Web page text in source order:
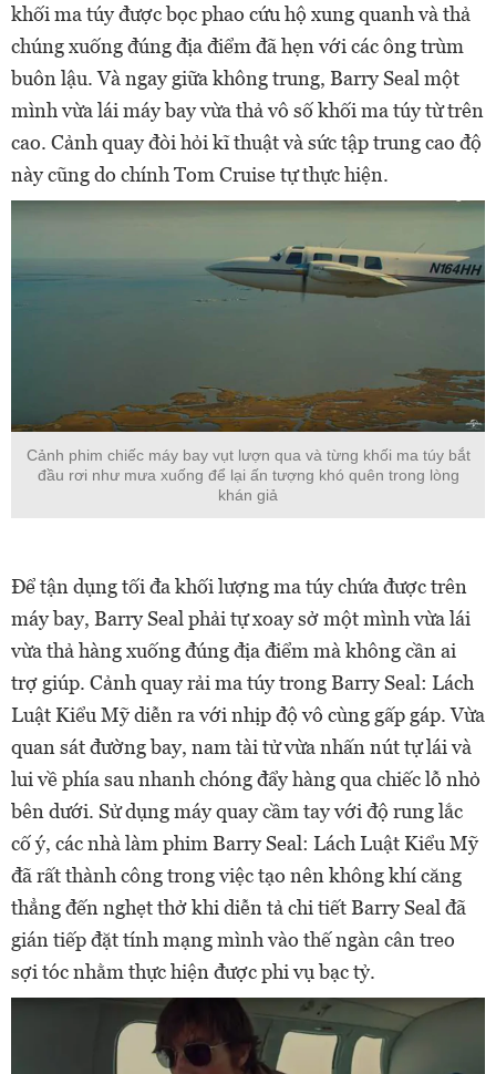
khối ma túy được bọc phao cứu hộ xung quanh và thả
chúng xuống đúng địa điểm đã hẹn với các ông trùm
buôn lậu. Và ngay giữa không trung, Barry Seal một
mình vừa lái máy bay vừa thả vô số khối ma túy từ trên
cao. Cảnh quay đòi hỏi kĩ thuật và sức tập trung cao độ
này cũng do chính Tom Cruise tự thực hiện.
Cảnh phim chiếc máy bay vụt lượn qua và từng khối ma túy bắt
đầu rơi như mưa xuống để lại ấn tượng khó quên trong lòng
khán giả
Để tận dụng tối đa khối lượng ma túy chứa được trên
máy bay, Barry Seal phải tự xoay sở một mình vừa lái
vừa thả hàng xuống đúng địa điểm mà không cần ai
trợ giúp. Cảnh quay rải ma túy trong Barry Seal: Lách
Luật Kiểu Mỹ diễn ra với nhịp độ vô cùng gấp gáp. Vừa
quan sát đường bay, nam tài tử vừa nhấn nút tự lái và
lui về phía sau nhanh chóng đẩy hàng qua chiếc lỗ nhỏ
bên dưới. Sử dụng máy quay cầm tay với độ rung lắc
cố ý, các nhà làm phim Barry Seal: Lách Luật Kiểu Mỹ
đã rất thành công trong việc tạo nên không khí căng
thẳng đến nghẹt thở khi diễn tả chi tiết Barry Seal đã
gián tiếp đặt tính mạng mình vào thế ngàn cân treo
sợi tóc nhằm thực hiện được phi vụ bạc tỷ.